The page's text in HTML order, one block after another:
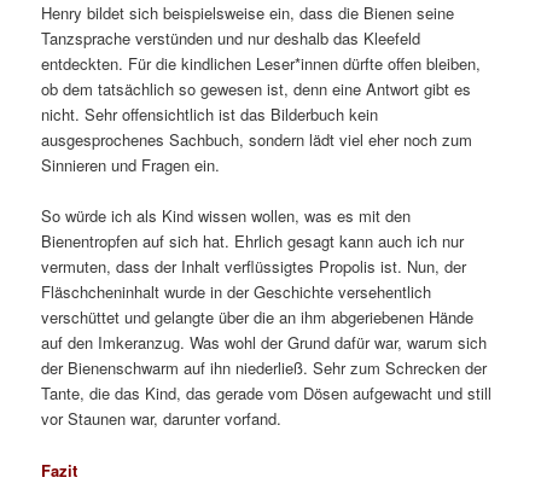
Henry bildet sich beispielsweise ein, dass die Bienen seine
Tanzsprache verstünden und nur deshalb das Kleefeld
entdeckten. Für die kindlichen Leser*innen dürfte offen bleiben,
ob dem tatsächlich so gewesen ist, denn eine Antwort gibt es
nicht. Sehr offensichtlich ist das Bilderbuch kein
ausgesprochenes Sachbuch, sondern lädt viel eher noch zum
Sinnieren und Fragen ein.
So würde ich als Kind wissen wollen, was es mit den
Bienentropfen auf sich hat. Ehrlich gesagt kann auch ich nur
vermuten, dass der Inhalt verflüssigtes Propolis ist. Nun, der
Fläschcheninhalt wurde in der Geschichte versehentlich
verschüttet und gelangte über die an ihm abgeriebenen Hände
auf den Imkeranzug. Was wohl der Grund dafür war, warum sich
der Bienenschwarm auf ihn niederließ. Sehr zum Schrecken der
Tante, die das Kind, das gerade vom Dösen aufgewacht und still
vor Staunen war, darunter vorfand.
Fazit